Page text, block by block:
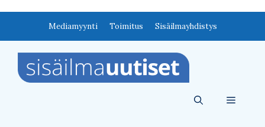
Mediamyynti Toimitus Sisäilmayhdistys
Valikko